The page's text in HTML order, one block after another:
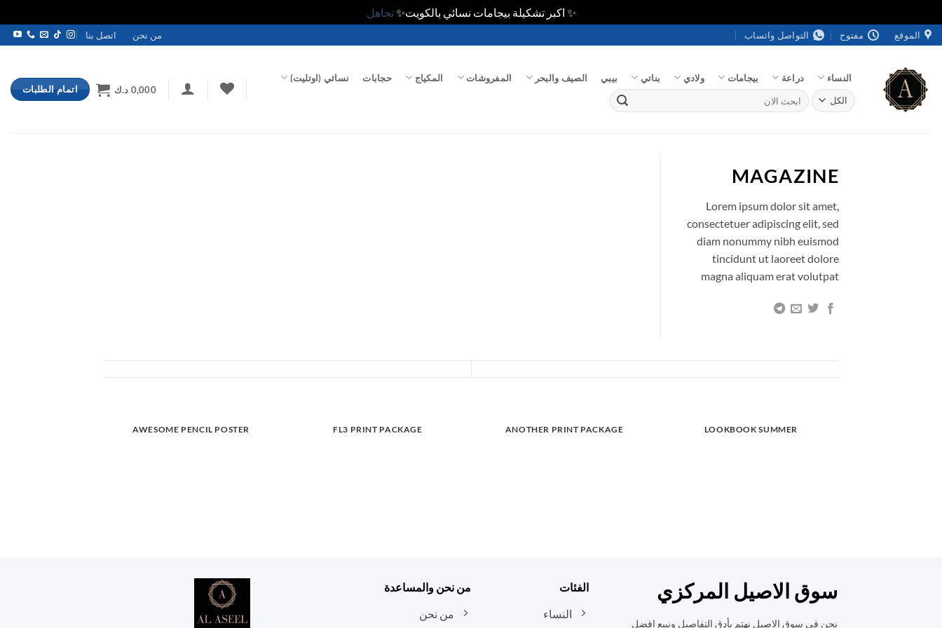
✨ اكبر تشكيلة بيجامات نسائي بالكويت✨تجاهل
تخطي
للمحتوى
الموقع مفتوح التواصل واتساب من نحن اتصل بنا
النساء دراعة بيجامات ولادي بناتي بيبي الصيف والبحر المفروشات المكياج حجابات نسائي (اوتليت)
البحث
عن:
0,000 د.ك اتمام الطلبات
MAGAZINE
Lorem ipsum dolor sit amet,
consectetuer adipiscing elit, sed
diam nonummy nibh euismod
tincidunt ut laoreet dolore
magna aliquam erat volutpat
LOOKBOOK SUMMER
ANOTHER PRINT PACKAGE
FL3 PRINT PACKAGE
AWESOME PENCIL POSTER
سوق الاصيل المركزي
نحن في سوق الاصيل نهتم بأدق التفاصيل ونبيع افضل
الفئات
النساء
من نحن والمساعدة
من نحن